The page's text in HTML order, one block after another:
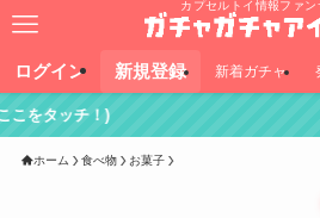
カプセルトイ情報ファン
ログイン 新規登録 新着ガチャ
ホーム 食べ物 お菓子